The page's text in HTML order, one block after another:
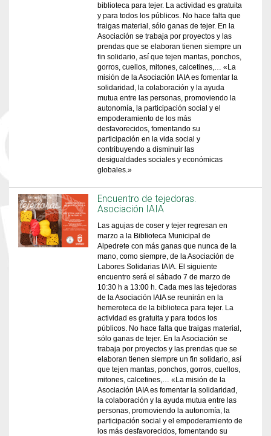
biblioteca para tejer. La actividad es gratuita
y para todos los públicos. No hace falta que
traigas material, sólo ganas de tejer. En la
Asociación se trabaja por proyectos y las
prendas que se elaboran tienen siempre un
fin solidario, así que tejen mantas, ponchos,
gorros, cuellos, mitones, calcetines,… «La
misión de la Asociación IAIA es fomentar la
solidaridad, la colaboración y la ayuda
mutua entre las personas, promoviendo la
autonomía, la participación social y el
empoderamiento de los más
desfavorecidos, fomentando su
participación en la vida social y
contribuyendo a disminuir las
desigualdades sociales y económicas
globales.»
Encuentro de tejedoras.
Asociación IAIA
Las agujas de coser y tejer regresan en
marzo a la Biblioteca Municipal de
Alpedrete con más ganas que nunca de la
mano, como siempre, de la Asociación de
Labores Solidarias IAIA. El siguiente
encuentro será el sábado 7 de marzo de
10:30 h a 13:00 h. Cada mes las tejedoras
de la Asociación IAIA se reunirán en la
hemeroteca de la biblioteca para tejer. La
actividad es gratuita y para todos los
públicos. No hace falta que traigas material,
sólo ganas de tejer. En la Asociación se
trabaja por proyectos y las prendas que se
elaboran tienen siempre un fin solidario, así
que tejen mantas, ponchos, gorros, cuellos,
mitones, calcetines,… «La misión de la
Asociación IAIA es fomentar la solidaridad,
la colaboración y la ayuda mutua entre las
personas, promoviendo la autonomía, la
participación social y el empoderamiento de
los más desfavorecidos, fomentando su